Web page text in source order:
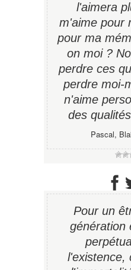
l'aimera
m'aime pour
pour ma
on moi ?
perdre ces
perdre moi-
n'aime
des
Pascal,
Pour un
génération
l'existence,